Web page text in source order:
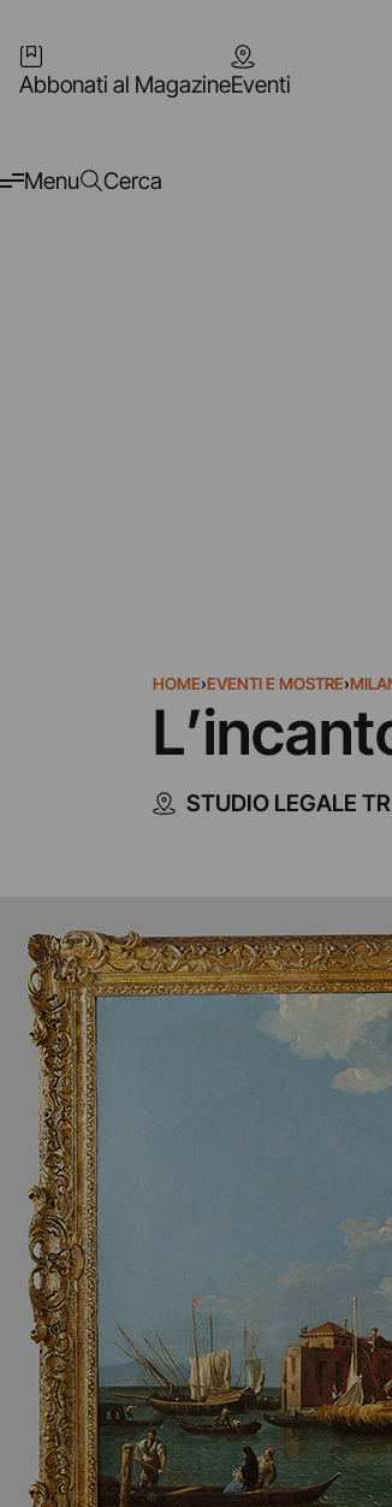
Abbonati al MagazineEventi
Menu Cerca
HOME›EVENTI E MOSTRE›
STUDIO LEGALE